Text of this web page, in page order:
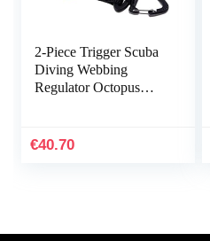
2-Piece Trigger Scuba
Diving Webbing
Regulator Octopus
Multi-Colored)
€40.70